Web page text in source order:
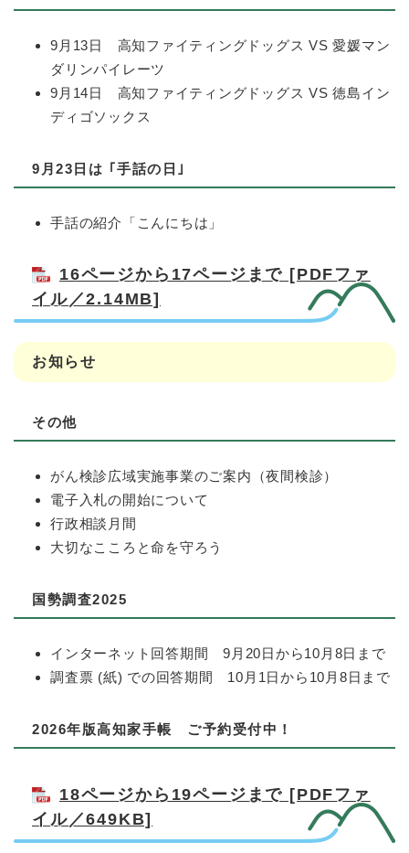
9月13日 高知ファイティングドッグス VS 愛媛マン
ダリンパイレーツ
9月14日 高知ファイティングドッグス VS 徳島イン
ディゴソックス
9月23日は ｢手話の日｣
手話の紹介「こんにちは」
16ページから17ページまで [PDFファ
イル／2.14MB]
お知らせ
その他
がん検診広域実施事業のご案内（夜間検診）
電子入札の開始について
行政相談月間
大切なこころと命を守ろう
国勢調査2025
インターネット回答期間 9月20日から10月8日まで
調査票 (紙) での回答期間 10月1日から10月8日まで
2026年版高知家手帳 ご予約受付中！
18ページから19ページまで [PDFファ
イル／649KB]